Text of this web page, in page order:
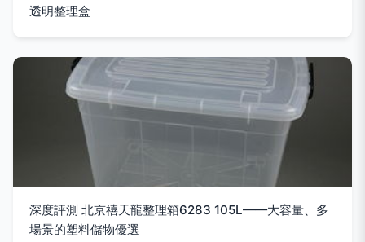
透明整理盒
深度評測 北京禧天龍整理箱6283 105L——大容量、多
場景的塑料儲物優選